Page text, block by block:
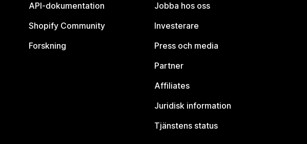
API-dokumentation
Shopify Community
Forskning
Jobba hos oss
Investerare
Press och media
Partner
Affiliates
Juridisk information
Tjänstens status